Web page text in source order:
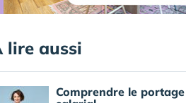
lire aussi
Comprendre le portage